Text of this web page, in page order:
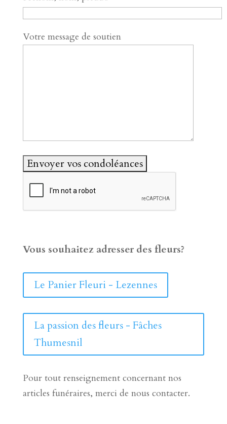
Votre message de soutien
Vous souhaitez adresser des fleurs?
Le Panier Fleuri - Lezennes
La passion des fleurs - Fâches
Thumesnil
Pour tout renseignement concernant nos
articles funéraires, merci de nous contacter.